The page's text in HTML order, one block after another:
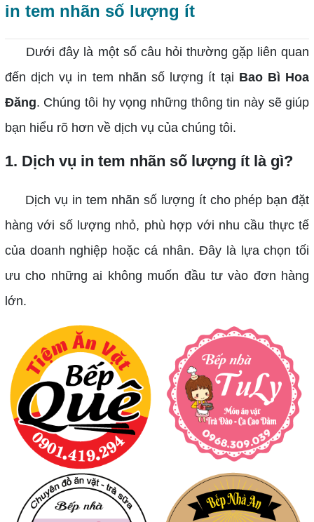
in tem nhãn số lượng ít
Dưới đây là một số câu hỏi thường gặp liên quan
đến dịch vụ in tem nhãn số lượng ít tại Bao Bì Hoa
Đăng. Chúng tôi hy vọng những thông tin này sẽ giúp
bạn hiểu rõ hơn về dịch vụ của chúng tôi.
1. Dịch vụ in tem nhãn số lượng ít là gì?
Dịch vụ in tem nhãn số lượng ít cho phép bạn đặt
hàng với số lượng nhỏ, phù hợp với nhu cầu thực tế
của doanh nghiệp hoặc cá nhân. Đây là lựa chọn tối
ưu cho những ai không muốn đầu tư vào đơn hàng
lớn.